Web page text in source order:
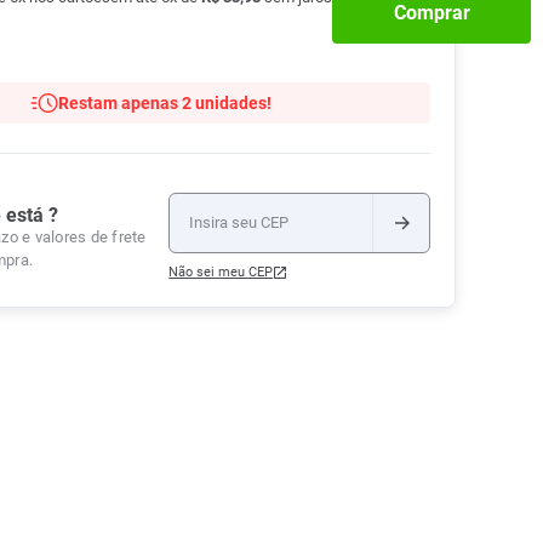
Protetor de Colchão
Roupas Íntimas
Comprar
Restam apenas 2 unidades!
está ?
e valores de frete
Não sei meu CEP